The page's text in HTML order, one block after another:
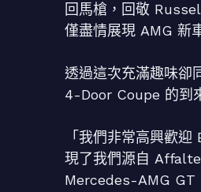
回馬槍，回敬
僅盡情展現 AMG 新
透過這次充滿趣味
4-Door Coupe 的到
「我們非常高興歡
現了我們源自
Mercedes-AMG GT